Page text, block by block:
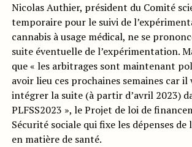
Nicolas Authier, président du Comité
temporaire pour le suivi de
cannabis à usage médical, ne se
suite éventuelle de l’expérimentation.
que « les arbitrages sont maintenant
avoir lieu ces prochaines semaines car
intégrer la suite (à partir d’avril 2023)
PLFSS2023 », le Projet de loi de
Sécurité sociale qui fixe les dépenses de
en matière de santé.